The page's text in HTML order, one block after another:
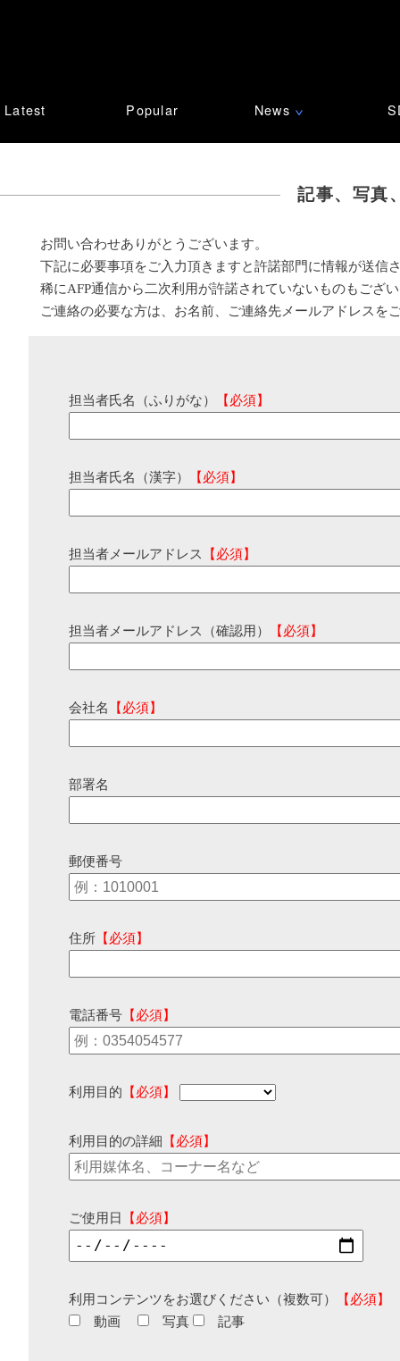
Latest Popular News ∨
記事、写真
お問い合わせありがとうございます。
下記に必要事項をご入力頂きますと許諾部門に情報が送信
稀にAFP通信から二次利用が許諾されていないものもござ
ご連絡の必要な方は、お名前、ご連絡先メールアドレスを
担当者氏名（ふりがな） 【必須】
担当者氏名（漢字） 【必須】
担当者メールアドレス 【必須】
担当者メールアドレス（確認用） 【必須】
会社名 【必須】
部署名
郵便番号
住所 【必須】
電話番号 【必須】
利用目的 【必須】
利用目的の詳細 【必須】
ご使用日 【必須】
利用コンテンツをお選びください（複数可）
【必須】
動画
写真 記事